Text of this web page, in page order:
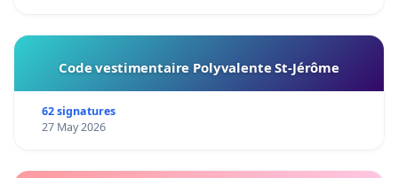
Code vestimentaire Polyvalente St-Jérôme
62 signatures
27 May 2026